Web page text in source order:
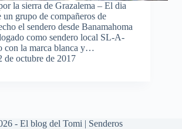
la sierra de Grazalema – El dia
un grupo de compañeros de
el sendero desde Banamahoma
como sendero local SL-A-
con la marca blanca y…
de octubre de 2017
- El blog del Tomi | Senderos